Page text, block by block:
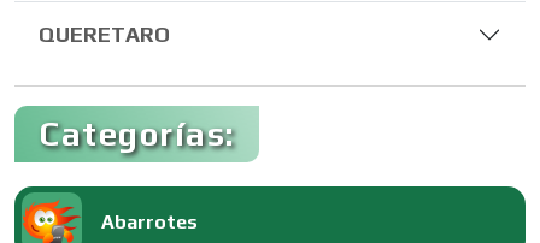
QUERETARO
Categorías:
Abarrotes